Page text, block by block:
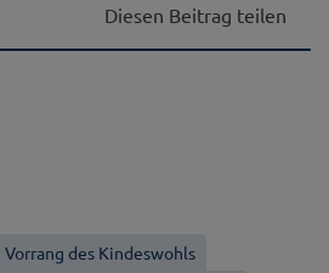
Diesen Beitrag teilen
Vorrang des Kindeswohls